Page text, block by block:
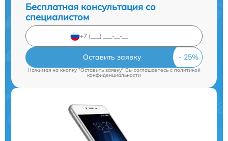
Бесплатная консультация со
специалистом
Оставить заявку
Нажимая на кнопку "Оставить заявку" Вы соглашаетесь cполитикой
конфиденциальности